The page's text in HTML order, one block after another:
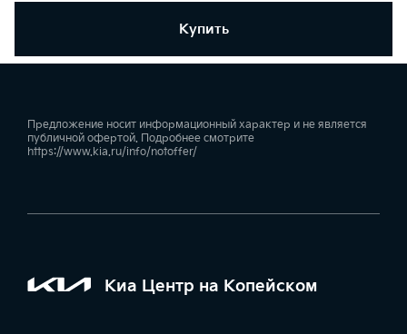
Купить
Предложение носит информационный характер и не является
публичной офертой. Подробнее смотрите
https://www.kia.ru/info/notoffer/
Киа Центр на Копейском